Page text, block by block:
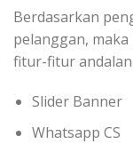
Berdasarkan
pelanggan,
fitur-fitur
Slider Banner
Whatsapp CS